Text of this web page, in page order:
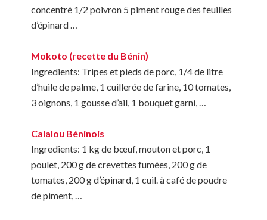
concentré 1/2 poivron 5 piment rouge des feuilles
d’épinard …
Mokoto (recette du Bénin)
Ingredients: Tripes et pieds de porc, 1/4 de litre
d’huile de palme, 1 cuillerée de farine, 10 tomates,
3 oignons, 1 gousse d’ail, 1 bouquet garni, …
Calalou Béninois
Ingredients: 1 kg de bœuf, mouton et porc, 1
poulet, 200 g de crevettes fumées, 200 g de
tomates, 200 g d’épinard, 1 cuil. à café de poudre
de piment, …